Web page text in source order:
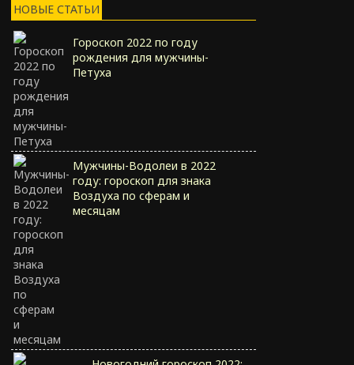
НОВЫЕ СТАТЬИ
Гороскоп 2022 по году
рождения для мужчины-
Петуха
Мужчины-Водолеи в 2022
году: гороскоп для знака
Воздуха по сферам и
месяцам